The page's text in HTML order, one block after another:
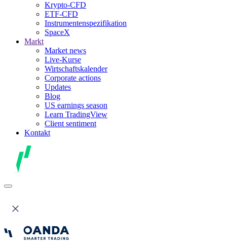
Krypto-CFD
ETF-CFD
Instrumentenspezifikation
SpaceX
Markt
Market news
Live-Kurse
Wirtschaftskalender
Corporate actions
Updates
Blog
US earnings season
Learn TradingView
Client sentiment
Kontakt